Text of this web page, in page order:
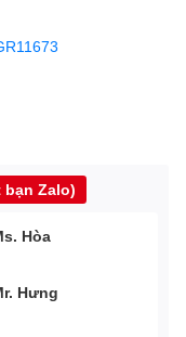
bạn Zalo)
Hòa
Hưng